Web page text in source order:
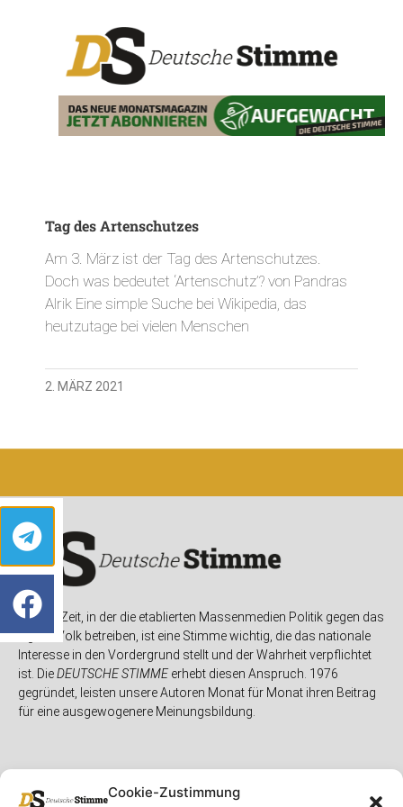
Cookie-Zustimmung
Tag des Artenschutzes
Am 3. März ist der Tag des Artenschutzes.
Doch was bedeutet ‘Artenschutz’? von Pandras
Alrik Eine simple Suche bei Wikipedia, das
heutzutage bei vielen Menschen
2. MÄRZ 2021
In einer Zeit, in der die etablierten Massenmedien Politik gegen das
eigene Volk betreiben, ist eine Stimme wichtig, die das nationale
Interesse in den Vordergrund stellt und der Wahrheit verpflichtet
ist. DieDEUTSCHE STIMMEerhebt diesen Anspruch. 1976
gegründet, leisten unsere Autoren Monat für Monat ihren Beitrag
für eine ausgewogenere Meinungsbildung.